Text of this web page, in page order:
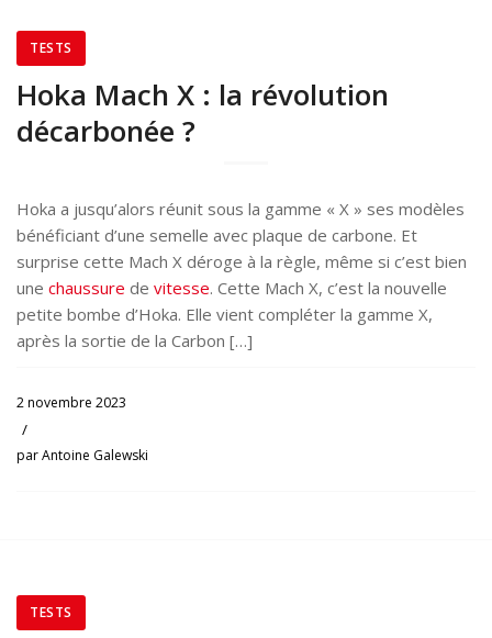
TESTS
Hoka Mach X : la révolution
décarbonée ?
Hoka a jusqu’alors réunit sous la gamme « X » ses modèles
bénéficiant d’une semelle avec plaque de carbone. Et
surprise cette Mach X déroge à la règle, même si c’est bien
une chaussure de vitesse. Cette Mach X, c’est la nouvelle
petite bombe d’Hoka. Elle vient compléter la gamme X,
après la sortie de la Carbon […]
2 novembre 2023
/
parAntoine Galewski
TESTS